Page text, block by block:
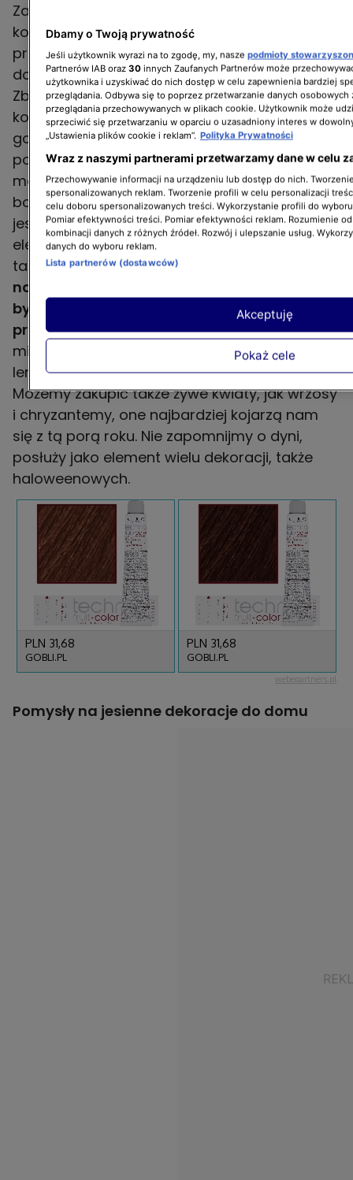
Zanim nadejdą chłodniejsze dni, jeszcze pod
koniec lata można zacząć zbierać i suszyć
przeróżne kwiaty oraz kłosy zbóż, które bardzo
dobrze pasują do bukietów jesiennych.
Zbierajmy ponadto także kasztany, żołędzie,
kolorowe liście, czy jarzębinę. Rozmaite,
gotowe kompozycje stroików do domu,
pokazują, że nawet znaleziona w lesie gałąź
może posłużyć, jako dekoracja do wieszania
bombek choinkowych lub innych domowych
jesiennych dekoracji. Poza naturalnymi
elementami potrzebować będziemy również
takich drobiazgów, jakszklane przezroczyste
naczynia, wazony, gliniane garnki, mogą
być również miedziane naczynia, a także
przeróżnej wielkości kosze, czy tkaniny(w
miarę możliwości, jak najbardziej naturalne:
len, szare płótno oraz haftowane serwetki).
Możemy zakupić także żywe kwiaty, jak wrzosy
i chryzantemy, one najbardziej kojarzą nam
się z tą porą roku. Nie zapomnijmy o dyni,
posłuży jako element wielu dekoracji, także
haloweenowych.
Pomysły na jesienne dekoracje do domu
Dbamy o Twoją prywatność
Jeśli użytkownik wyrazi na to zgodę, my, nasze podmioty
Partnerów IAB oraz 30 innych Zaufanych Partnerów może
użytkownika i uzyskiwać do nich dostęp w celu zapewnienia bardziej
przeglądania. Odbywa się to poprzez przetwarzanie danych osobowych
przeglądania przechowywanych w plikach cookie. Użytkownik może
sprzeciwić się przetwarzaniu w oparciu o uzasadniony interes w
„Ustawienia plików cookie i reklam”. Polityka Prywatności
Wraz z naszymi partnerami przetwarzamy dane w celu
Przechowywanie informacji na urządzeniu lub dostęp do nich.
spersonalizowanych reklam. Tworzenie profili w celu personalizacji
celu doboru spersonalizowanych treści. Wykorzystanie profili do
Pomiar efektywności treści. Pomiar efektywności reklam. Rozumienie
kombinacji danych z różnych źródeł. Rozwój i ulepszanie usług.
danych do wyboru reklam.
Lista partnerów (dostawców)
Pokaż cele
Akceptuję